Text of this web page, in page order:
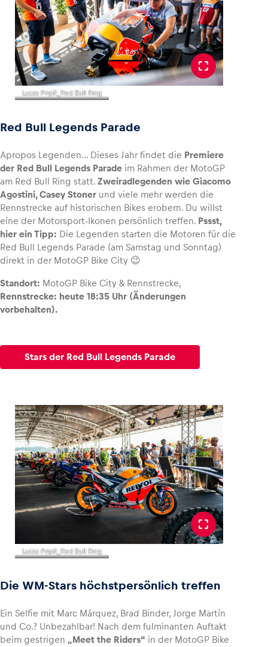
Lucas Pripfl_Red Bull Ring
Red Bull Legends Parade
Apropos Legenden… Dieses Jahr findet die Premiere
der Red Bull Legends Parade im Rahmen der MotoGP
am Red Bull Ring statt. Zweiradlegenden wie Giacomo
Agostini, Casey Stoner und viele mehr werden die
Rennstrecke auf historischen Bikes erobern. Du willst
eine der Motorsport-Ikonen persönlich treffen. Pssst,
hier ein Tipp: Die Legenden starten die Motoren für die
Red Bull Legends Parade (am Samstag und Sonntag)
direkt in der MotoGP Bike City 😉
Standort: MotoGP Bike City & Rennstrecke,
Rennstrecke: heute 18:35 Uhr (Änderungen
vorbehalten).
Stars der Red Bull Legends Parade
Lucas Pripfl_Red Bull Ring
Die WM-Stars höchstpersönlich treffen
Ein Selfie mit Marc Márquez, Brad Binder, Jorge Martín
und Co.? Unbezahlbar! Nach dem fulminanten Auftakt
beim gestrigen „Meet the Riders“ in der MotoGP Bike